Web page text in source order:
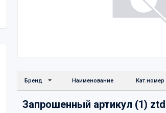
Бренд Наименование Кат.номер
Запрошенный артикул (1) ztd